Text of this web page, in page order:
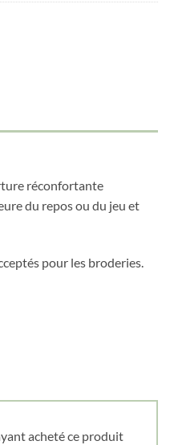
réconfortante
du repos ou du jeu et
pour les broderies.
acheté ce produit
votre 10%